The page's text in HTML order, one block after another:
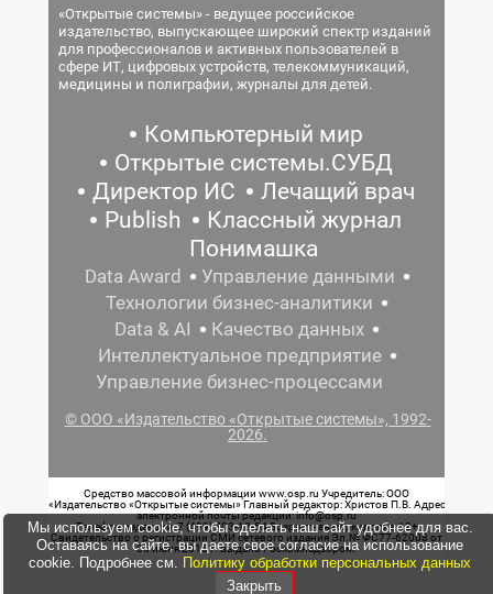
«Открытые системы» - ведущее российское
издательство, выпускающее широкий спектр изданий
для профессионалов и активных пользователей в
сфере ИТ, цифровых устройств, телекоммуникаций,
медицины и полиграфии, журналы для детей.
Компьютерный мир
Открытые системы.СУБД
Директор ИС
Лечащий врач
Publish
Классный журнал
Понимашка
Data Award
Управление данными
Технологии бизнес-аналитики
Data & AI
Качество данных
Интеллектуальное предприятие
Управление бизнес-процессами
© ООО «Издательство «Открытые системы», 1992-
2026.
Средство массовой информации www.osp.ru Учредитель: ООО
«Издательство «Открытые системы» Главный редактор: Христов П.В. Адрес
электронной почты редакции: info@osp.ru
Телефон редакции: 7 (499) 703-18-54 Возрастная маркировка: 12+
Свидетельство о регистрации СМИ сетевого издания Эл.№ ФС77-62008 от
05 июня 2015 г. выдано Роскомнадзором.
Мы используем cookie, чтобы сделать наш сайт удобнее для вас.
Оставаясь на сайте, вы даете свое согласие на использование
cookie. Подробнее см. Политику обработки персональных данных
Закрыть